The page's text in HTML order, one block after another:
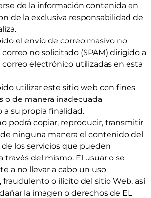
de la información contenida en
de la exclusiva responsabilidad de
el envío de correo masivo no
no solicitado (SPAM) dirigido a
electrónico utilizadas en esta
utilizar este sitio web con fines
o de manera inadecuada
a su propia finalidad.
podrá copiar, reproducir, transmitir
ninguna manera el contenido del
los servicios que pueden
través del mismo. El usuario se
a no llevar a cabo un uso
fraudulento o ilícito del sitio Web, así
la imagen o derechos de EL